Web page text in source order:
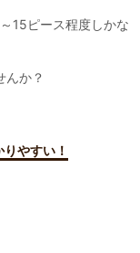
15ピース程度しかな
んか？
やすい！